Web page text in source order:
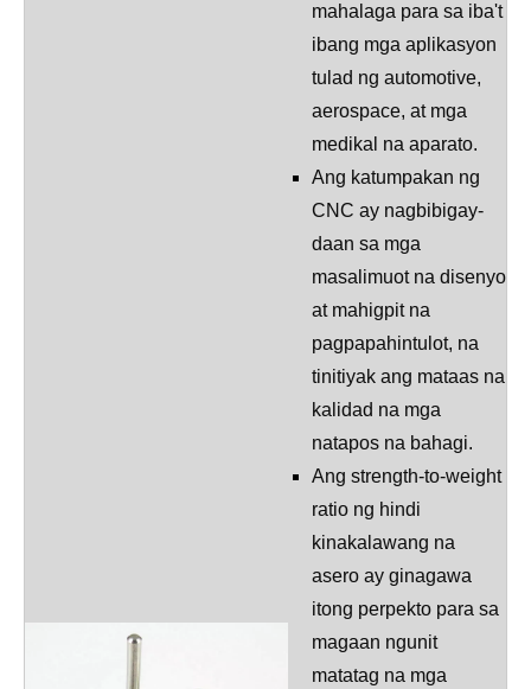
mahalaga para sa iba't
ibang mga aplikasyon
tulad ng automotive,
aerospace, at mga
medikal na aparato.
Ang katumpakan ng
CNC ay nagbibigay-
daan sa mga
masalimuot na disenyo
at mahigpit na
pagpapahintulot, na
tinitiyak ang mataas na
kalidad na mga
natapos na bahagi.
Ang strength-to-weight
ratio ng hindi
kinakalawang na
asero ay ginagawa
itong perpekto para sa
magaan ngunit
matatag na mga